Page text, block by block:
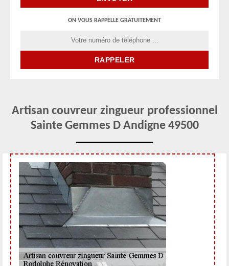
ON VOUS RAPPELLE GRATUITEMENT
Artisan couvreur zingueur professionnel
Sainte Gemmes D Andigne 49500